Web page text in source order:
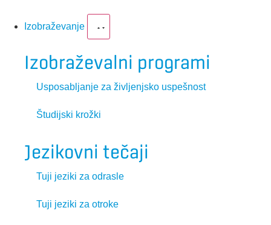
Izobraževanje
Izobraževalni programi
Usposabljanje za življenjsko uspešnost
Študijski krožki
Jezikovni tečaji
Tuji jeziki za odrasle
Tuji jeziki za otroke